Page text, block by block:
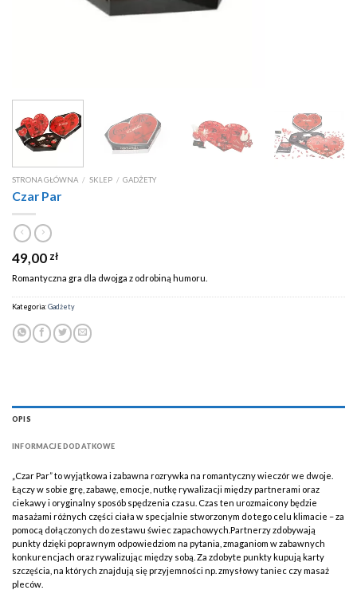
STRONA GŁÓWNA / SKLEP / GADŻETY
Czar Par
49,00 zł
Romantyczna gra dla dwojga z odrobiną humoru.
Kategoria:Gadżety
OPIS
INFORMACJE DODATKOWE
„Czar Par” to wyjątkowa i zabawna rozrywka na romantyczny wieczór we dwoje.
Łączy w sobie grę, zabawę, emocje, nutkę rywalizacji między partnerami oraz
ciekawy i oryginalny sposób spędzenia czasu. Czas ten urozmaicony będzie
masażami różnych części ciała w specjalnie stworzonym do tego celu klimacie – za
pomocą dołączonych do zestawu świec zapachowych.Partnerzy zdobywają
punkty dzięki poprawnym odpowiedziom na pytania, zmaganiom w zabawnych
konkurencjach oraz rywalizując między sobą. Za zdobyte punkty kupują karty
szczęścia, na których znajdują się przyjemności np. zmysłowy taniec czy masaż
pleców.